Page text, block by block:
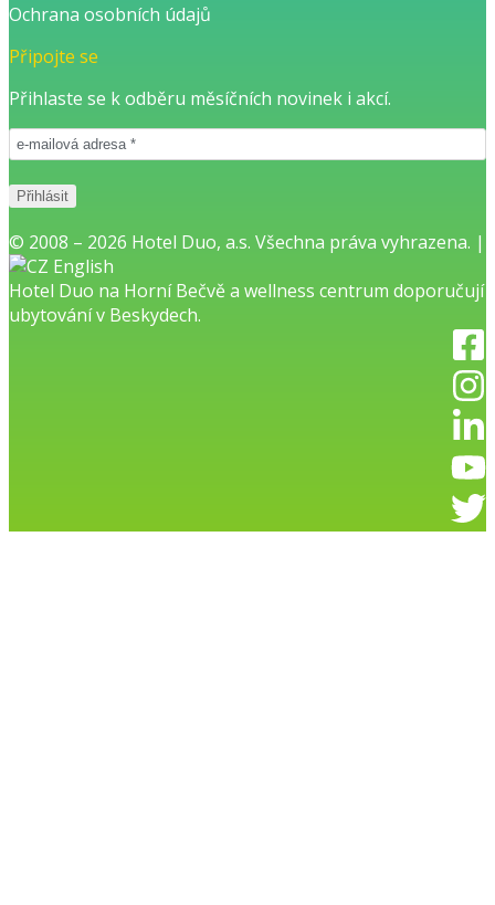
Ochrana osobních údajů
Připojte se
Přihlaste se k odběru měsíčních novinek i akcí.
© 2008 – 2026 Hotel Duo, a.s. Všechna práva vyhrazena. |
English
Hotel Duo na Horní Bečvěa wellness centrum doporučují
ubytování v Beskydech.